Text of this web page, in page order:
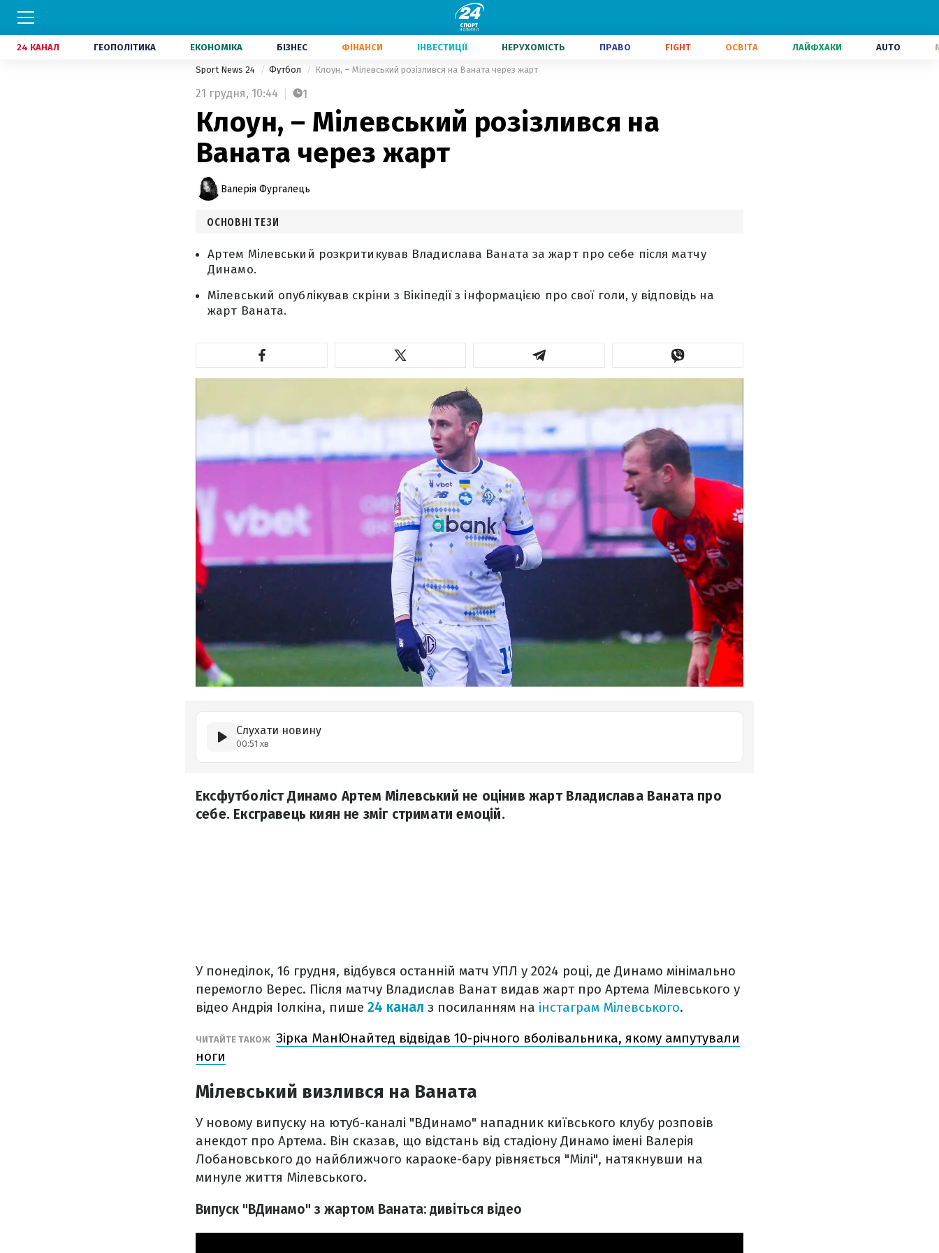
24 КАНАЛ ГЕОПОЛІТИКА ЕКОНОМІКА БІЗНЕС ФІНАНСИ ІНВЕСТИЦІЇ НЕРУХОМІСТЬ ПРАВО FIGHT ОСВІТА ЛАЙФХАКИ AUTO
Sport News 24 Футбол Клоун, – Мілевський розізлився на Ваната через жарт
21 грудня, 10:44 1
Клоун, – Мілевський розізлився на
Ваната через жарт
Валерія Фургалець
ОСНОВНІ ТЕЗИ
Артем Мілевський розкритикував Владислава Ваната за жарт про себе після матчу
Динамо.
Мілевський опублікував скріни з Вікіпедії з інформацією про свої голи, у відповідь на
жарт Ваната.
Слухати новину
00:51 хв
Ексфутболіст Динамо Артем Мілевський не оцінив жарт Владислава Ваната про
себе. Ексгравець киян не зміг стримати емоцій.
У понеділок, 16 грудня, відбувся останній матч УПЛ у 2024 році, де Динамо мінімально
перемогло Верес. Після матчу Владислав Ванат видав жарт про Артема Мілевського у
відео Андрія Іолкіна, пише 24 канал з посиланням на інстаграм Мілевського.
ЧИТАЙТЕ ТАКОЖ Зірка МанЮнайтед відвідав 10-річного вболівальника, якому ампутували
ноги
Мілевський визлився на Ваната
У новому випуску на ютуб-каналі "ВДинамо" нападник київського клубу розповів
анекдот про Артема. Він сказав, що відстань від стадіону Динамо імені Валерія
Лобановського до найближчого караоке-бару рівняється "Мілі‎", натякнувши на
минуле життя Мілевського.
Випуск "ВДинамо" з жартом Ваната: дивіться відео